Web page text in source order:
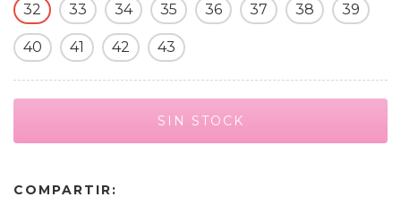
32 33 34 35 36 37 38 39
40 41 42 43
COMPARTIR: